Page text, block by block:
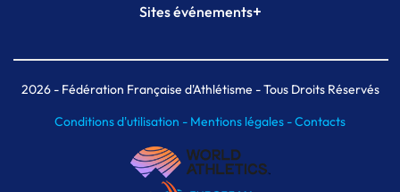
Plateforme Formation
Sites événements+
Meeting de Paris indoor
MAIF Ekiden de Paris
2026- Fédération Française d'Athlétisme - Tous Droits Réservés
Conditions d'utilisation - Mentions légales -Contacts